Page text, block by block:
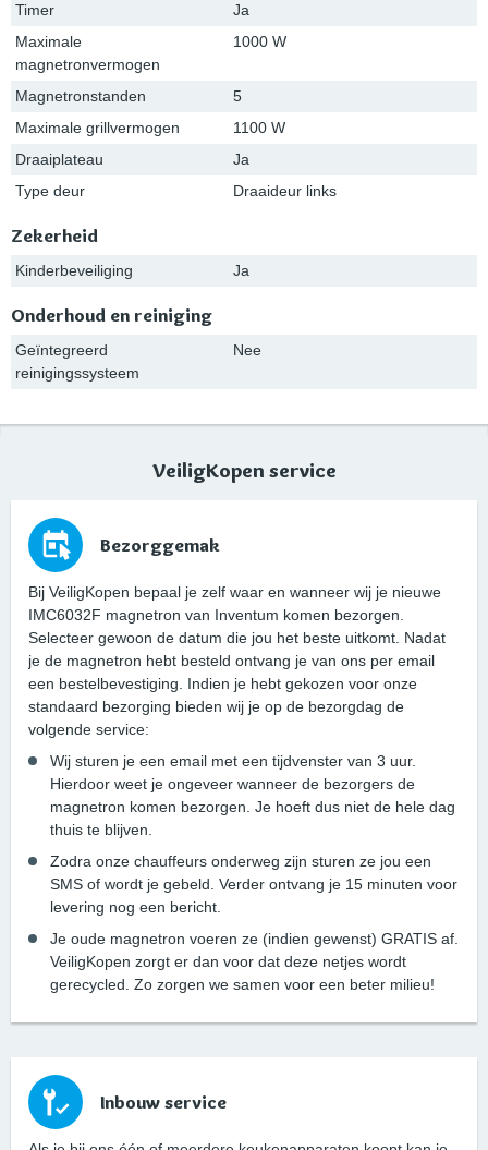
Timer
Ja
Maximale
magnetronvermogen
1000 W
Magnetronstanden
5
Maximale grillvermogen
1100 W
Draaiplateau
Ja
Type deur
Draaideur links
Zekerheid
Kinderbeveiliging Ja
Onderhoud en reiniging
Geïntegreerd
reinigingssysteem
Nee
VeiligKopen service
Bezorggemak
Bij VeiligKopen bepaal je zelf waar en wanneer wij je nieuwe
IMC6032F magnetron van Inventum komen bezorgen.
Selecteer gewoon de datum die jou het beste uitkomt. Nadat
je de magnetron hebt besteld ontvang je van ons per email
een bestelbevestiging. Indien je hebt gekozen voor onze
standaard bezorging bieden wij je op de bezorgdag de
volgende service:
Wij sturen je een email met een tijdvenster van 3 uur.
Hierdoor weet je ongeveer wanneer de bezorgers de
magnetron komen bezorgen. Je hoeft dus niet de hele dag
thuis te blijven.
Zodra onze chauffeurs onderweg zijn sturen ze jou een
SMS of wordt je gebeld. Verder ontvang je 15 minuten voor
levering nog een bericht.
Je oude magnetron voeren ze (indien gewenst) GRATIS af.
VeiligKopen zorgt er dan voor dat deze netjes wordt
gerecycled. Zo zorgen we samen voor een beter milieu!
Inbouw service